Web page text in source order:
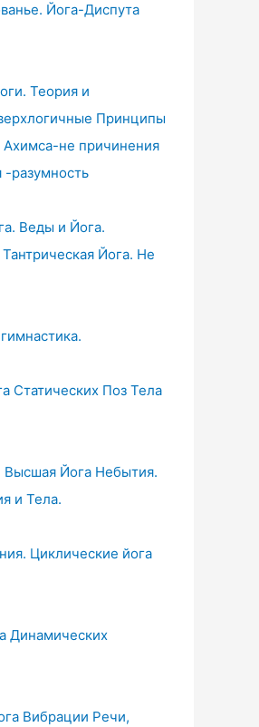
Йога-Диспута
Теория и
Принципы
не причинения
-разумность
Веды и Йога.
Йога. Не
Статических Поз Тела
Высшая Йога Небытия.
и Тела.
Циклические йога
Динамических
Вибрации Речи,